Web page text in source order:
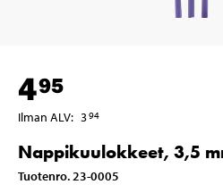
495
Ilman ALV: 394
Nappikuulokkeet, 3,5
Tuotenro. 23-0005